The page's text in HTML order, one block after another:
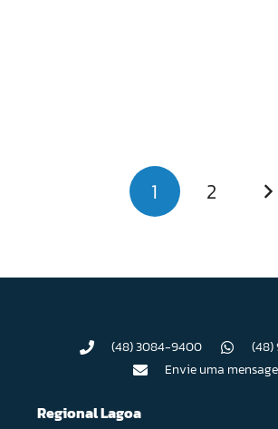
1 2
(48) 3084-9400
(48)
Envie uma
Regional Lagoa